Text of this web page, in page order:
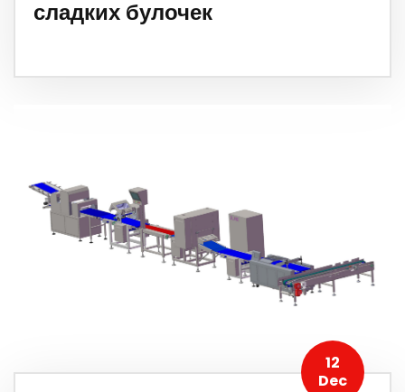
сладких булочек
12
Dec